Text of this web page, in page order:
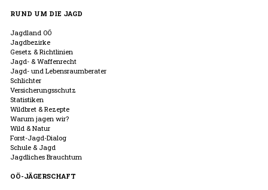
RUND UM DIE JAGD
Jagdland OÖ
Jagdbezirke
Gesetz & Richtlinien
Jagd- & Waffenrecht
Jagd- und Lebensraumberater
Schlichter
Versicherungsschutz
Statistiken
Wildbret & Rezepte
Warum jagen wir?
Wild & Natur
Forst-Jagd-Dialog
Schule & Jagd
Jagdliches Brauchtum
OÖ-JÄGERSCHAFT